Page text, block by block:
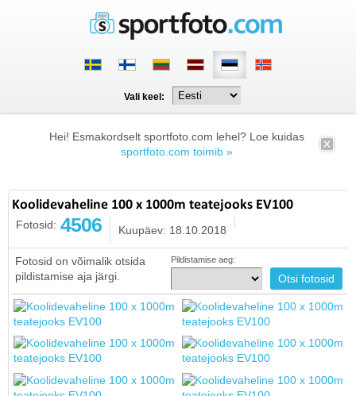
Vali keel:
Hei! Esmakordselt sportfoto.com lehel? Loe kuidas
sportfoto.com toimib »
Koolidevaheline 100 x 1000m teatejooks EV100
Fotosid: 4506 Kuupäev: 18.10.2018
Fotosid on võimalik otsida
pildistamise aja järgi.
Pildistamise aeg: